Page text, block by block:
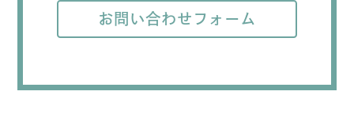
お問い合わせフォーム